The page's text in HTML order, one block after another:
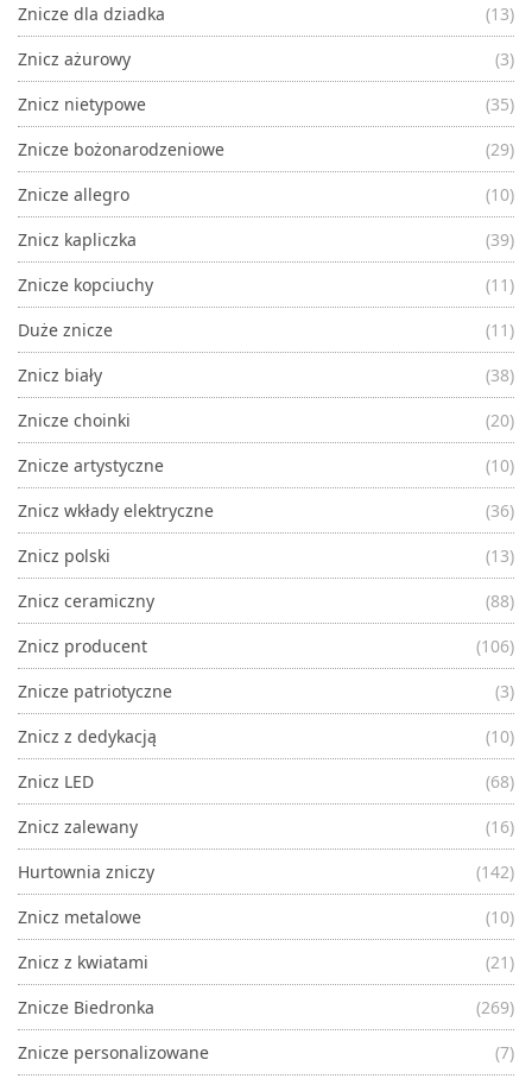
Znicze dla dziadka
(13)
Znicz ażurowy
(3)
Znicz nietypowe
(35)
Znicze bożonarodzeniowe
(29)
Znicze allegro
(10)
Znicz kapliczka
(39)
Znicze kopciuchy
(11)
Duże znicze
(11)
Znicz biały
(38)
Znicze choinki
(20)
Znicze artystyczne
(10)
Znicz wkłady elektryczne
(36)
Znicz polski
(13)
Znicz ceramiczny
(88)
Znicz producent
(106)
Znicze patriotyczne
(3)
Znicz z dedykacją
(10)
Znicz LED
(68)
Znicz zalewany
(16)
Hurtownia zniczy
(142)
Znicz metalowe
(10)
Znicz z kwiatami
(21)
Znicze Biedronka
(269)
Znicze personalizowane
(7)